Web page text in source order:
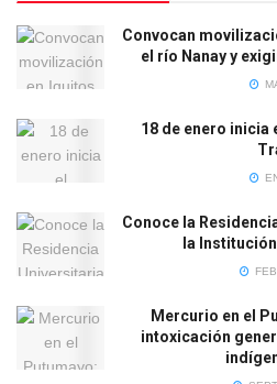
Convocan
el río Nanay y
18 de enero inicia
Conoce la
la
Mercurio en el
intoxicación